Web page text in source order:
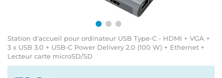
Station d'accueil pour ordinateur USB Type-C - HDMI + VGA +
3 x USB 3.0 + USB-C Power Delivery 2.0 (100 W) + Ethernet +
Lecteur carte microSD/SD